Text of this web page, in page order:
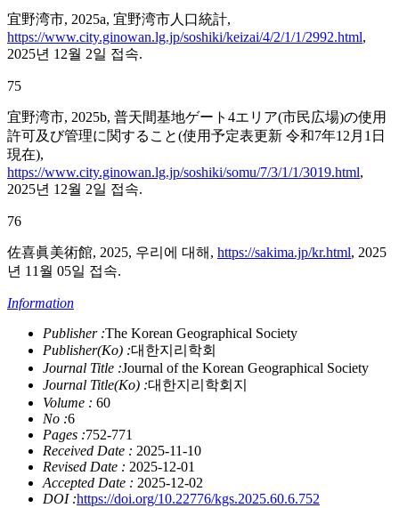
宜野湾市, 2025a, 宜野湾市人口統計,
https://www.city.ginowan.lg.jp/soshiki/keizai/4/2/1/1/2992.html,
2025년 12월 2일 접속.
75
宜野湾市, 2025b, 普天間基地ゲート4エリア(市民広場)の使用
許可及び管理に関すること(使用予定表更新 令和7年12月1日
現在),
https://www.city.ginowan.lg.jp/soshiki/somu/7/3/1/1/3019.html,
2025년 12월 2일 접속.
76
佐喜眞美術館, 2025, 우리에 대해, https://sakima.jp/kr.html, 2025
년 11월 05일 접속.
Information
Publisher :The Korean Geographical Society
Publisher(Ko) :대한지리학회
Journal Title :Journal of the Korean Geographical Society
Journal Title(Ko) :대한지리학회지
Volume : 60
No :6
Pages :752-771
Received Date : 2025-11-10
Revised Date : 2025-12-01
Accepted Date : 2025-12-02
DOI :https://doi.org/10.22776/kgs.2025.60.6.752